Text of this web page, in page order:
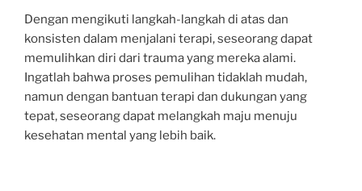
Dengan mengikuti langkah-langkah di atas dan
konsisten dalam menjalani terapi, seseorang dapat
memulihkan diri dari trauma yang mereka alami.
Ingatlah bahwa proses pemulihan tidaklah mudah,
namun dengan bantuan terapi dan dukungan yang
tepat, seseorang dapat melangkah maju menuju
kesehatan mental yang lebih baik.